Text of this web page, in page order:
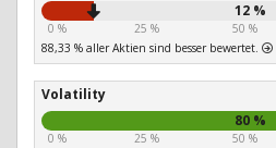
12 %
0 % 25 % 50 %
88,33 % aller Aktien sind besser bewertet.
Volatility
80 %
0 % 25 % 50 %